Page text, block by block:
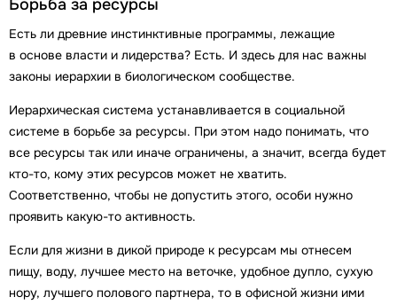
Борьба за ресурсы
Есть ли древние инстинктивные программы, лежащие
в основе власти и лидерства? Есть. И здесь для нас важны
законы иерархии в биологическом сообществе.
Иерархическая система устанавливается в социальной
системе в борьбе за ресурсы. При этом надо понимать, что
все ресурсы так или иначе ограничены, а значит, всегда будет
кто-то, кому этих ресурсов может не хватить.
Соответственно, чтобы не допустить этого, особи нужно
проявить какую-то активность.
Если для жизни в дикой природе к ресурсам мы отнесем
пищу, воду, лучшее место на веточке, удобное дупло, сухую
нору, лучшего полового партнера, то в офисной жизни ими